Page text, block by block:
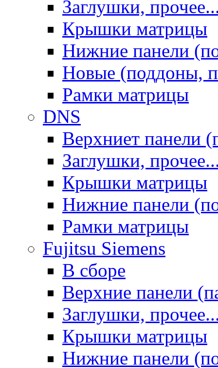
Заглушки,
Крышки матрицы
Нижние панели
Новые (поддоны,
Рамки матрицы
DNS
Верхниет панели
Заглушки,
Крышки матрицы
Нижние панели
Рамки матрицы
Fujitsu Siemens
В сборе
Верхние панели
Заглушки,
Крышки матрицы
Нижние панели